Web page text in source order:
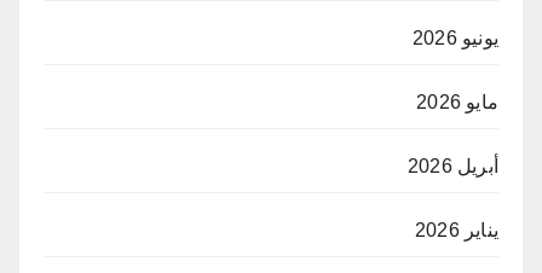
يونيو 2026
مايو 2026
أبريل 2026
يناير 2026